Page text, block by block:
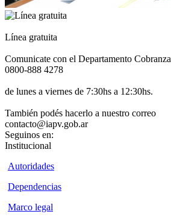
Línea gratuita
Comunicate con el Departamento
0800-888 4278
de lunes a viernes de 7:30hs a 12:30hs.
También podés hacerlo a nuestro correo
contacto@iapv.gob.ar
Seguinos en:
Institucional
Autoridades
Dependencias
Marco legal